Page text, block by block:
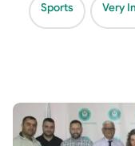
Sports Very